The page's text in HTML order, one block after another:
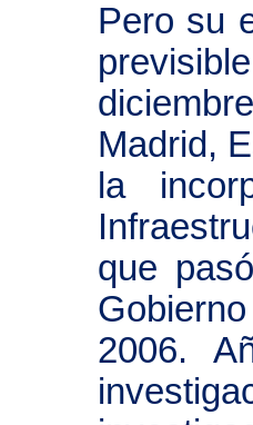
Pero su
Madrid,
la
que
2006.